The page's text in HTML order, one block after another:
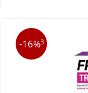
-16%3